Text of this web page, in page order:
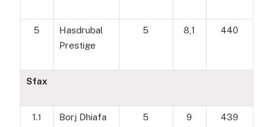
5
Hasdrubal
Prestige
5 8,1 440
Sfax
1.1 Borj Dhiafa 5 9 439